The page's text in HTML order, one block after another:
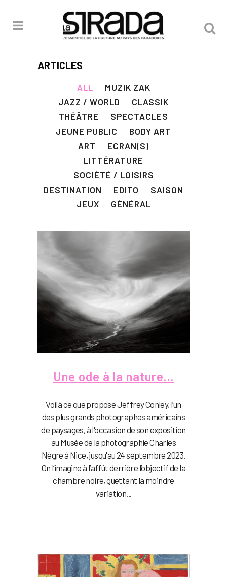
ARTICLES
ALL
MUZIK ZAK
JAZZ / WORLD
CLASSIK
THÉÂTRE
SPECTACLES
JEUNE PUBLIC
BODY ART
ART
ECRAN(S)
LITTÉRATURE
SOCIÉTÉ / LOISIRS
DESTINATION
EDITO
SAISON
JEUX
GÉNÉRAL
Une ode à la nature…
Voilà ce que propose Jeffrey Conley, l’un
des plus grands photographes américains
de paysages, à l'occasion de son exposition
au Musée de la photographie Charles
Nègre à Nice, jusqu'au 24 septembre 2023.
On l’imagine à l’affût derrière l’objectif de la
chambre noire, guettant la moindre
variation...